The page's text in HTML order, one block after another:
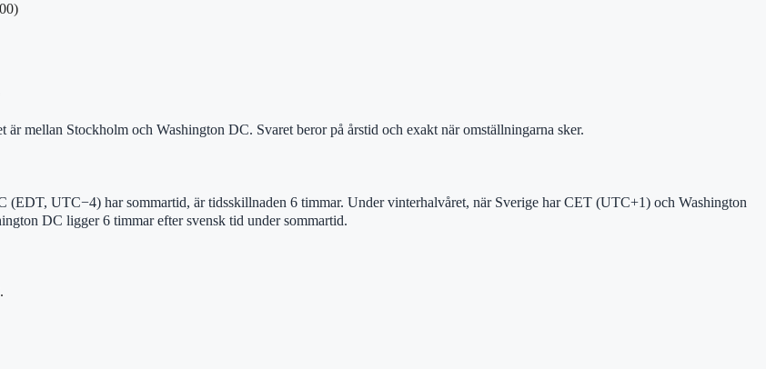
mellan Stockholm och Washington DC. Svaret beror på årstid och exakt när omställningarna sker.
UTC−4) har sommartid, är tidsskillnaden 6 timmar. Under vinterhalvåret, när Sverige har CET (UTC+1) och Washington
DC ligger 6 timmar efter svensk tid under sommartid.